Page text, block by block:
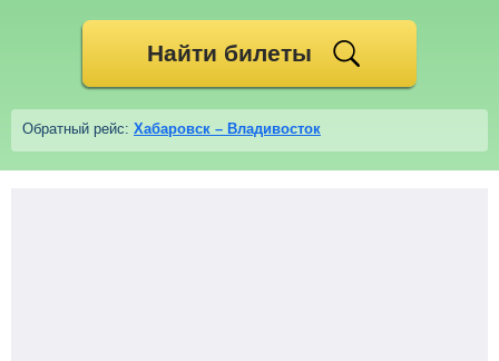
Найти билеты
Обратный рейс: Хабаровск – Владивосток